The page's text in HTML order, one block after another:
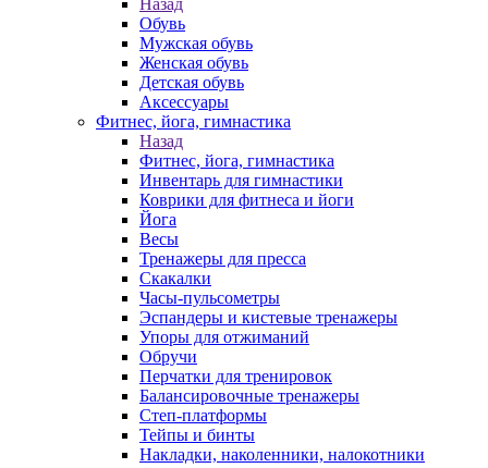
Назад
Обувь
Мужская обувь
Женская обувь
Детская обувь
Аксессуары
Фитнес, йога, гимнастика
Назад
Фитнес, йога, гимнастика
Инвентарь для гимнастики
Коврики для фитнеса и йоги
Йога
Весы
Тренажеры для пресса
Скакалки
Часы-пульсометры
Эспандеры и кистевые тренажеры
Упоры для отжиманий
Обручи
Перчатки для тренировок
Балансировочные тренажеры
Степ-платформы
Тейпы и бинты
Накладки, наколенники, налокотники